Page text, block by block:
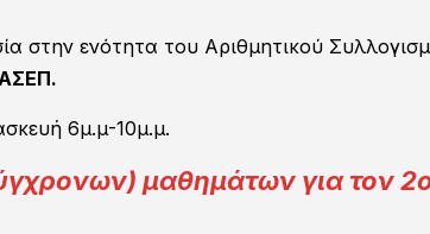
στην ενότητα του Αριθμητικού
6μ.μ-10μ.μ.
μαθημάτων για τον